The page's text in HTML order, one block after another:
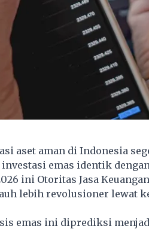
aset aman di Indonesia
emas identik
ini Otoritas Jasa Keuangan
lebih revolusioner lewat
emas ini diprediksi